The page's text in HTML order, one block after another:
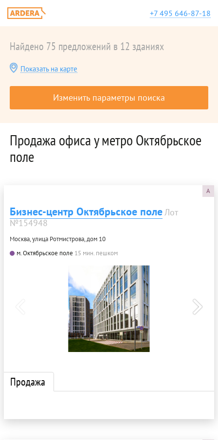
+7 495 646-87-18
Найдено 75 предложений в 12 зданиях
Показать на карте
Изменить параметры поиска
Продажа офиса у метро Октябрьское
поле
A
Бизнес-центр Октябрьское полеЛот
№154948
Москва, улица Ротмистрова, дом 10
м. Октябрьское поле 15 мин. пешком
Продажа